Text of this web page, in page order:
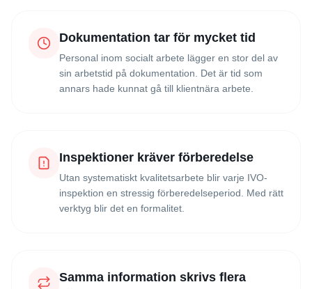
Dokumentation tar för mycket tid
Personal inom socialt arbete lägger en stor del av
sin arbetstid på dokumentation. Det är tid som
annars hade kunnat gå till klientnära arbete.
Inspektioner kräver förberedelse
Utan systematiskt kvalitetsarbete blir varje IVO-
inspektion en stressig förberedelseperiod. Med rätt
verktyg blir det en formalitet.
Samma information skrivs flera